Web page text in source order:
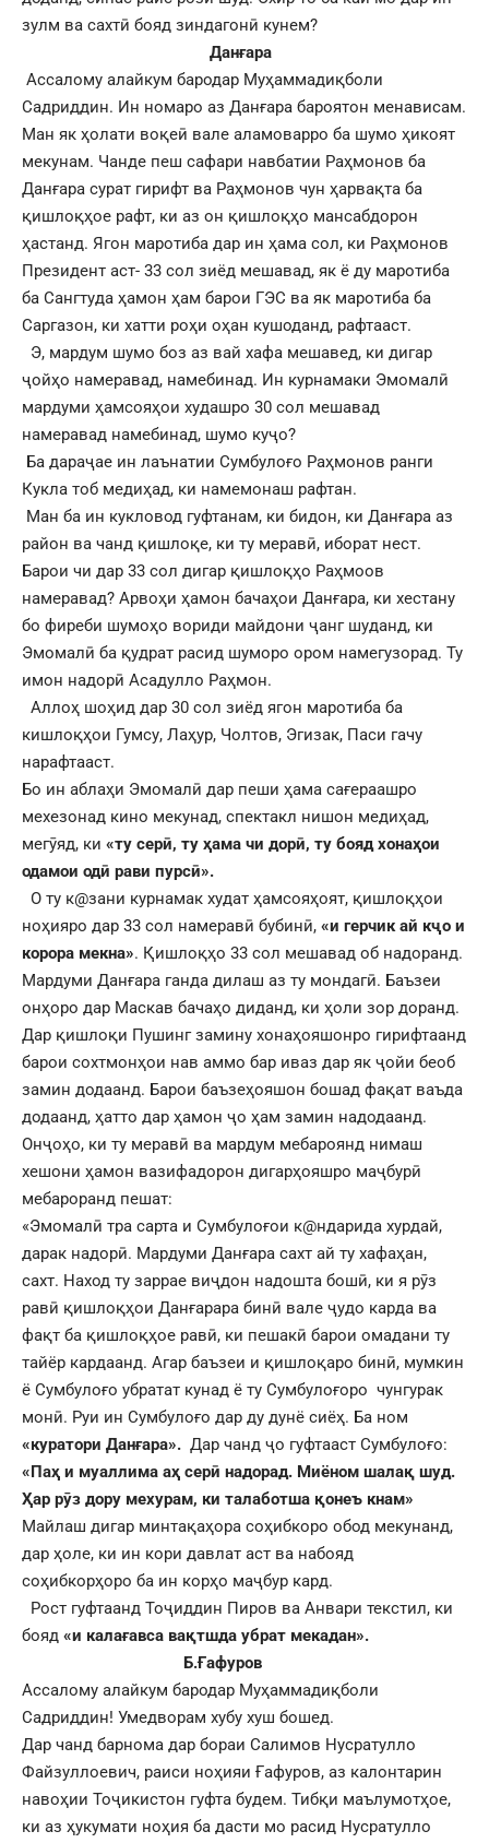
зулм ва сахтӣ бояд зиндагонӣ кунем?
Данғара
Ассалому алайкум бародар Муҳаммадиқболи
Садриддин. Ин номаро аз Данғара бароятон менависам.
Ман як ҳолати воқеӣ вале аламоварро ба шумо ҳикоят
мекунам. Чанде пеш сафари навбатии Раҳмонов ба
Данғара сурат гирифт ва Раҳмонов чун ҳарвақта ба
қишлоқҳое рафт, ки аз он қишлоқҳо мансабдорон
ҳастанд. Ягон маротиба дар ин ҳама сол, ки Раҳмонов
Президент аст- 33 сол зиёд мешавад, як ё ду маротиба
ба Сангтуда ҳамон ҳам барои ГЭС ва як маротиба ба
Саргазон, ки хатти роҳи оҳан кушоданд, рафтааст.
Э, мардум шумо боз аз вай хафа мешавед, ки дигар
ҷойҳо намеравад, намебинад. Ин курнамаки Эмомалӣ
мардуми ҳамсояҳои худашро 30 сол мешавад
намеравад намебинад, шумо куҷо?
Ба дараҷае ин лаънатии Сумбулоғо Раҳмонов ранги
Кукла тоб медиҳад, ки намемонаш рафтан.
Ман ба ин кукловод гуфтанам, ки бидон, ки Данғара аз
район ва чанд қишлоқе, ки ту меравӣ, иборат нест.
Барои чи дар 33 сол дигар қишлоқҳо Раҳмоов
намеравад? Арвоҳи ҳамон бачаҳои Данғара, ки хестану
бо фиреби шумоҳо вориди майдони ҷанг шуданд, ки
Эмомалӣ ба қудрат расид шуморо ором намегузорад. Ту
имон надорӣ Асадулло Раҳмон.
Аллоҳ шоҳид дар 30 сол зиёд ягон маротиба ба
кишлоқҳои Гумсу, Лаҳур, Чолтов, Эгизак, Паси гачу
нарафтааст.
Бо ин аблаҳи Эмомалӣ дар пеши ҳама сағераашро
мехезонад кино мекунад, спектакл нишон медиҳад,
мегӯяд, ки «ту серӣ, ту ҳама чи дорӣ, ту бояд хонаҳои
одамои одӣ рави пурсӣ».
О ту к@зани курнамак худат ҳамсояҳоят, қишлоқҳои
ноҳияро дар 33 сол намеравӣ бубинӣ, «и герчик ай кҷо и
корора мекна». Қишлоқҳо 33 сол мешавад об надоранд.
Мардуми Данғара ганда дилаш аз ту мондагӣ. Баъзеи
онҳоро дар Маскав бачаҳо диданд, ки ҳоли зор доранд.
Дар қишлоқи Пушинг замину хонаҳояшонро гирифтаанд
барои сохтмонҳои нав аммо бар иваз дар як ҷойи беоб
замин додаанд. Барои баъзеҳояшон бошад фақат ваъда
додаанд, ҳатто дар ҳамон ҷо ҳам замин надодаанд.
Онҷоҳо, ки ту меравӣ ва мардум мебароянд нимаш
хешони ҳамон вазифадорон дигарҳояшро маҷбурӣ
мебароранд пешат:
«Эмомалӣ тра сарта и Сумбулоғои к@ндарида хурдай,
дарак надорӣ. Мардуми Данғара сахт ай ту хафаҳан,
сахт. Наход ту заррае виҷдон надошта бошӣ, ки я рӯз
равӣ қишлоқҳои Данғарара бинӣ вале ҷудо карда ва
фақт ба қишлоқҳое равӣ, ки пешакӣ барои омадани ту
тайёр кардаанд. Агар баъзеи и қишлоқаро бинӣ, мумкин
ё Сумбулоғо убратат кунад ё ту Сумбулоғоро чунгурак
монӣ. Руи ин Сумбулоғо дар ду дунё сиёҳ. Ба ном
«куратори Данғара». Дар чанд ҷо гуфтааст Сумбулоғо:
«Паҳ и муаллима аҳ серӣ надорад. Миёном шалақ шуд.
Ҳар рӯз дору мехурам, ки талаботша қонеъ кнам»
Майлаш дигар минтақаҳора соҳибкоро обод мекунанд,
дар ҳоле, ки ин кори давлат аст ва набояд
соҳибкорҳоро ба ин корҳо маҷбур кард.
Рост гуфтаанд Тоҷиддин Пиров ва Анвари текстил, ки
бояд «и калағавса вақтшда убрат мекадан».
Б.Ғафуров
Ассалому алайкум бародар Муҳаммадиқболи
Садриддин! Умедворам хубу хуш бошед.
Дар чанд барнома дар бораи Салимов Нусратулло
Файзуллоевич, раиси ноҳияи Ғафуров, аз калонтарин
навоҳии Тоҷикистон гуфта будем. Тибқи маълумотҳое,
ки аз ҳукумати ноҳия ба дасти мо расид Нусратулло